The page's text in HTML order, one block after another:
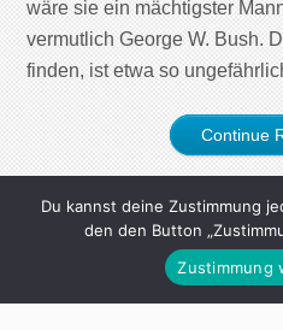
wäre sie ein mächtigster
vermutlich George W. Bush.
finden, ist etwa so
Continue
Du kannst deine Zustimmung
den den Button
Zustimmung